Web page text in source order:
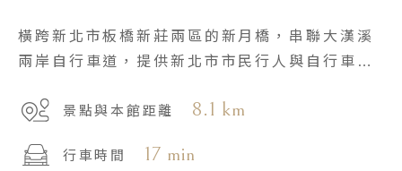
橫跨新北市板橋新莊兩區的新月橋，串聯大漢溪
兩岸自行車道，提供新北市市民行人與自行車使
景點與本館距離
8.1 km
行車時間 17 min